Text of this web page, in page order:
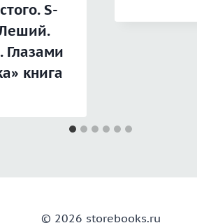
S-
Глазами
книга
© 2026 storebooks.ru